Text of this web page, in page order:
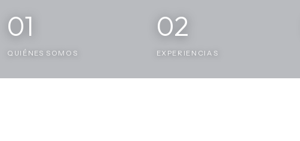
01
QUIÉNES SOMOS
02
EXPERIENCIAS